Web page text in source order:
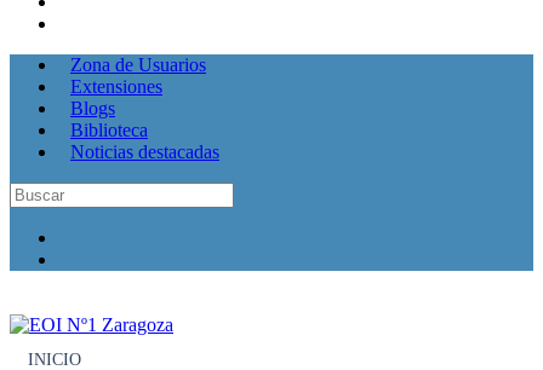
Zona de Usuarios
Extensiones
Blogs
Biblioteca
Noticias destacadas
INICIO